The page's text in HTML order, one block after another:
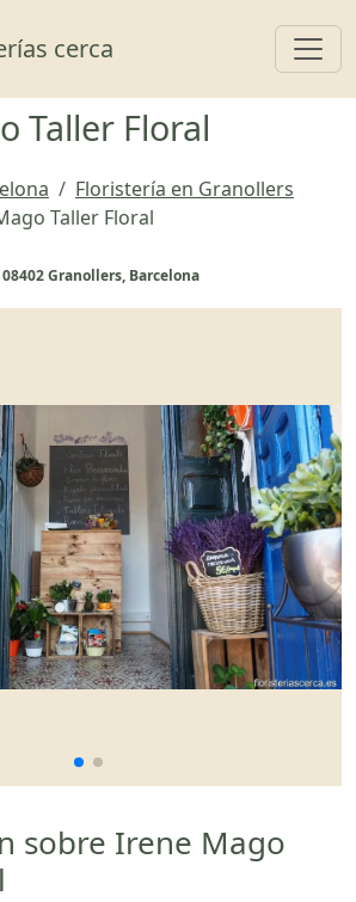
cerca
Taller Floral
Floristería en Granollers
Taller Floral
Granollers, Barcelona
sobre Irene Mago